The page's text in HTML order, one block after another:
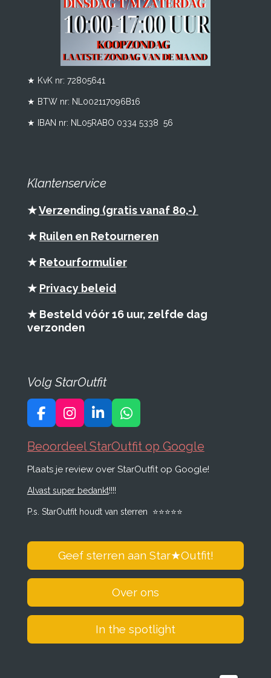
★ KvK nr: 72805641
★ BTW nr: NL002117096B16
★ IBAN nr: NL05RABO 0334 5338 56
Klantenservice
★Verzending (gratis vanaf 80,-)
★ Ruilen en Retourneren
★ Retourformulier
★ Privacy beleid
★ Besteld vóór 16 uur, zelfde dag
verzonden
Volg StarOutfit
F
c
b
o
k
I
s
a
r
a
L
n
e
d
I
n
W
a
s
p
Beoordeel StarOutfit op Google
Plaats je review over StarOutfit op Google!
Alvast super bedankt!!!!
P.s. StarOutfit houdt van sterren ⭐️⭐️⭐️⭐️⭐️
Geef sterren aan Star★Outfit!
Over ons
In the spotlight